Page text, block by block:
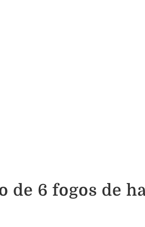
de 6 fogos de